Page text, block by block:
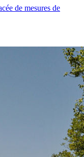
de mesures de